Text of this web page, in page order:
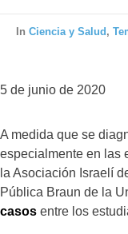
In Ciencia y Salud ,
5 de junio de 2020
A medida que se
especialmente en las
la Asociación Israelí
Pública Braun de la
casos entre los